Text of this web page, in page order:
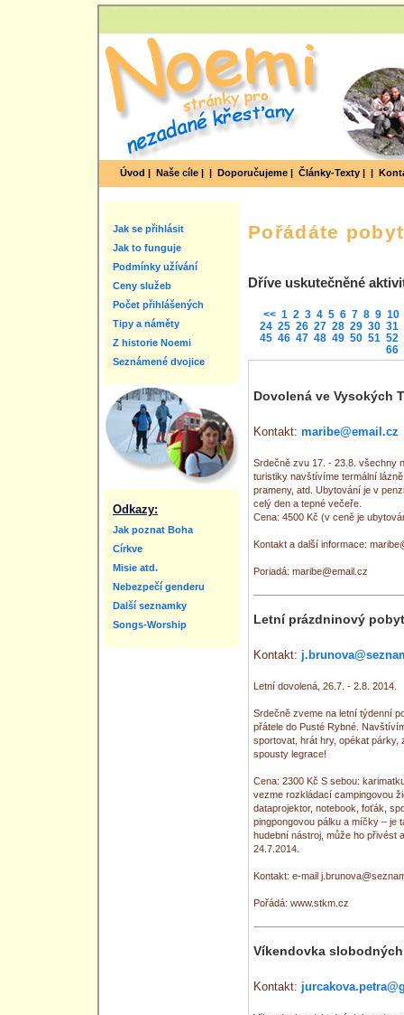
Úvod | Naše cíle | | Doporučujeme | Články-Texty | |
Jak se přihlásit
Jak to funguje
Podmínky užívání
Ceny služeb
Počet přihlášených
Tipy a náměty
Z historie Noemi
Seznámené dvojice
Odkazy:
Jak poznat Boha
Církve
Misie atd.
Nebezpečí genderu
Další seznamky
Songs-Worship
Pořádáte
Dříve uskutečněné
<< 1 2 3 4 5 6 7 8 9 10
24 25 26 27 28 29 30 31
45 46 47 48 49 50 51 52
66
Dovolená ve Vysokých
Kontakt: maribe@email.cz
Srdečně zvu 17. - 23.8. všechny
turistiky navštívíme termální
prameny, atd. Ubytování je v
celý den a tepné večeře.
Cena: 4500 Kč (v ceně je
Kontakt a další informace:
Poriadá: maribe@email.cz
Letní prázdninový
Kontakt:
Letní dovolená, 26.7. - 2.8. 2014.
Srdečně zveme na letní týdenní
přátele do Pusté Rybné.
sportovat, hrát hry, opékat
spousty legrace!
Cena: 2300 Kč S sebou:
vezme rozkládací campingovou
dataprojektor, notebook, foťák,
pingpongovou pálku a míčky – je
hudební nástroj, může ho přivést
24.7.2014.
Kontakt: e-mail
Pořádá: www.stkm.cz
Víkendovka
Kontakt: